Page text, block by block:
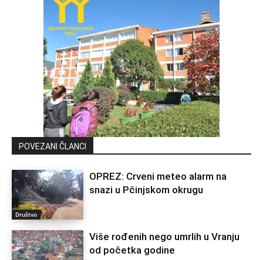
POVEZANI ČLANCI
Društvo
OPREZ: Crveni meteo alarm na
snazi u Pčinjskom okrugu
Više rođenih nego umrlih u Vranju
od početka godine